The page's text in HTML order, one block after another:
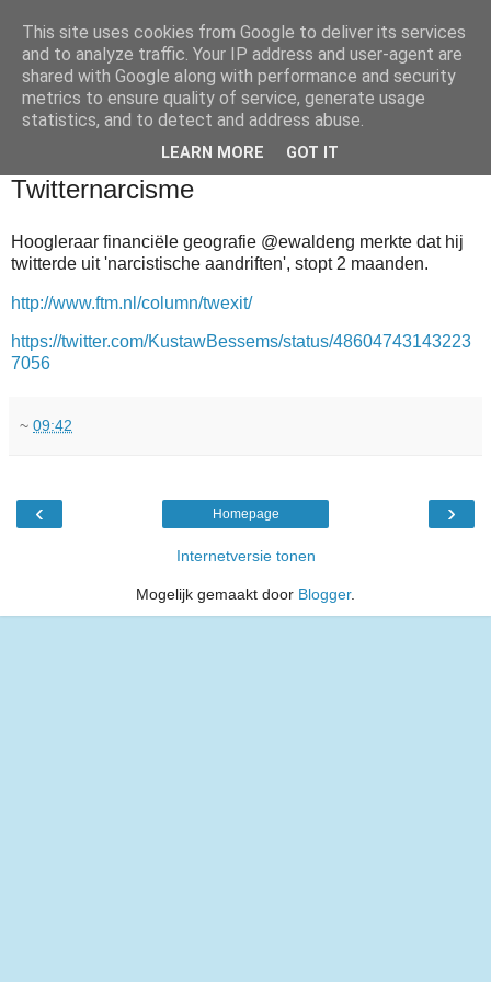
Twitternarcisme
Hoogleraar financiële geografie @ewaldeng merkte dat hij
twitterde uit 'narcistische aandriften', stopt 2 maanden.
http://www.ftm.nl/column/twexit/
https://twitter.com/KustawBessems/status/48604743143223
7056
~ 09:42
‹ ›
Homepage
Internetversie tonen
Mogelijk gemaakt door Blogger.
This site uses cookies from Google to deliver its services
and to analyze traffic. Your IP address and user-agent are
shared with Google along with performance and security
metrics to ensure quality of service, generate usage
statistics, and to detect and address abuse.
LEARN MORE GOT IT